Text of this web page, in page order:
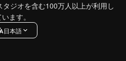
ジオを含む100万人以上が利用し
ます。
日本語